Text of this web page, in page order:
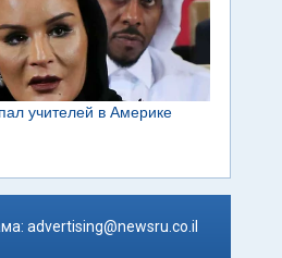
advertising@newsru.co.il